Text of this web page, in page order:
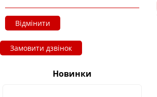
Відмінити
Замовити дзвінок
Новинки